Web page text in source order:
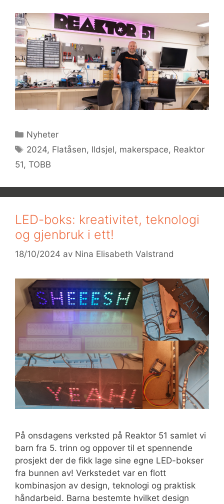
Kategorier
Nyheter
Stikkord
2024, Flatåsen, Ildsjel, makerspace, Reaktor
51, TOBB
LED-boks: kreativitet, teknologi
og gjenbruk i ett!
18/10/2024 av Nina Elisabeth Valstrand
På onsdagens verksted på Reaktor 51 samlet vi
barn fra 5. trinn og oppover til et spennende
prosjekt der de fikk lage sine egne LED-bokser
fra bunnen av! Verkstedet var en flott
kombinasjon av design, teknologi og praktisk
håndarbeid. Barna bestemte hvilket design